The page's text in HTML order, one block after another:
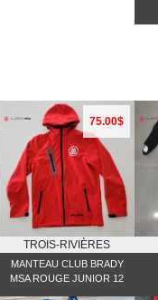
75.00$
TROIS-RIVIÈRES
MANTEAU CLUB BRADY
MSA ROUGE JUNIOR 12